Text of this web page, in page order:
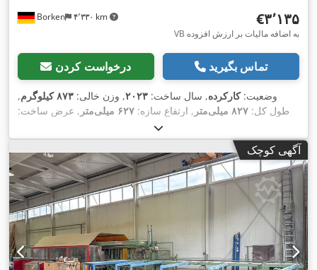
Borken ۴٬۳۳۰ km ‎€۳٬۱۳۵
VB به اضافه مالیات بر ارزش افزوده
درخواست کردن تماس بگیرید
وضعیت:کارکرده, سال ساخت: ۲۰۲۳, وزن خالی: ۸۷۳ کیلوگرم
,
طول کل: ۸۲۷ میلی‌متر , ارتفاع سازه: ۶۲۷ میلی‌متر
, عرض ساخت:
آگهی کوچک